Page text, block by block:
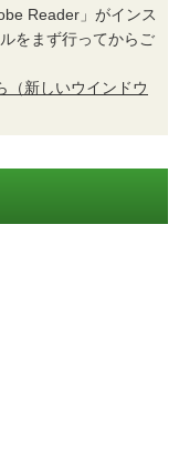
Reader」がインス
をまず行ってからご
（新しいウインドウ